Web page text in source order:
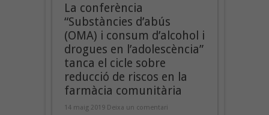
La conferència
“Substàncies d’abús
(OMA) i consum d’alcohol i
drogues en l’adolescència”
tanca el cicle sobre
reducció de riscos en la
farmàcia comunitària
14 maig 2019 Deixa un comentari